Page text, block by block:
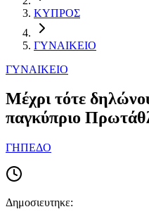
ΚΥΠΡΟΣ
ΓΥΝΑΙΚΕΙΟ
ΓΥΝΑΙΚΕΙΟ
Μέχρι τότε
παγκύπριο
ΓΗΠΕΔΟ
Δημοσιευτηκε: